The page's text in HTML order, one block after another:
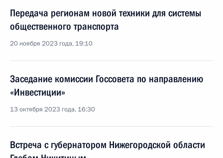
Передача регионам новой техники для системы
общественного транспорта
20 ноября 2023 года, 19:10
Заседание комиссии Госсовета по направлению
«Инвестиции»
13 октября 2023 года, 16:30
Встреча с губернатором Нижегородской области